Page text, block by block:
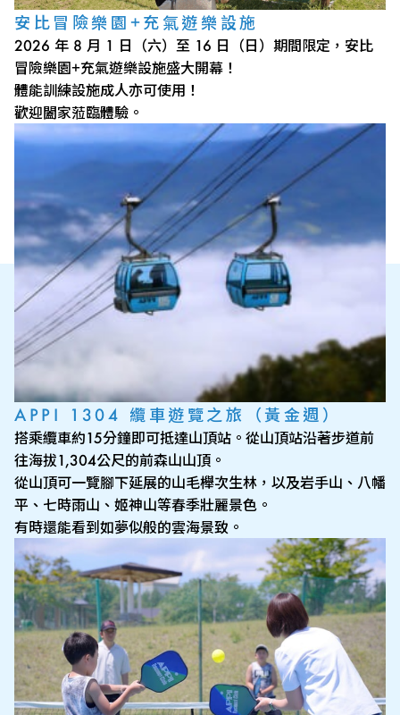
安比冒險樂園+充氣遊樂設施
2026 年 8 月 1 日（六）至 16 日（日）期間限定，安比
冒險樂園+充氣遊樂設施盛大開幕！
體能訓練設施成人亦可使用！
歡迎闔家蒞臨體驗。
APPI 1304 纜車遊覽之旅（黃金週）
搭乘纜車約15分鐘即可抵達山頂站。從山頂站沿著步道前
往海拔1,304公尺的前森山山頂。
從山頂可一覽腳下延展的山毛櫸次生林，以及岩手山、八幡
平、七時雨山、姬神山等春季壯麗景色。
有時還能看到如夢似般的雲海景致。